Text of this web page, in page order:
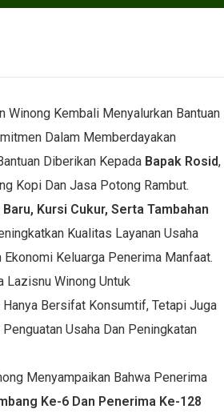
Winong Kembali Menyalurkan Bantuan
Dalam Memberdayakan
Diberikan Kepada Bapak Rosid,
Kopi Dan Jasa Potong Rambut.
Kursi Cukur, Serta Tambahan
Kualitas Layanan Usaha
Keluarga Penerima Manfaat.
Lazisnu Winong Untuk
Bersifat Konsumtif, Tetapi Juga
Usaha Dan Peningkatan
Menyampaikan Bahwa Penerima
Ke-6 Dan Penerima Ke-128